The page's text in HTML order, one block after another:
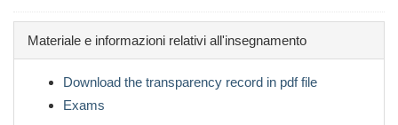
Materiale e informazioni relativi all'insegnamento
Download the transparency record in pdf file
Exams